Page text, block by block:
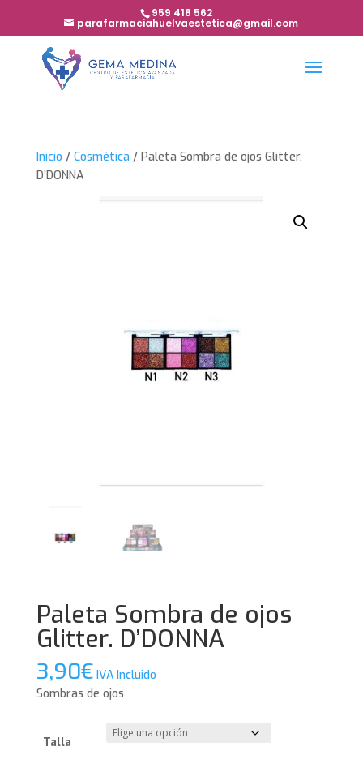
959 418 562
parafarmaciahuelvaestetica@gmail.com
Inicio / Cosmética / Paleta Sombra de ojos Glitter.
D’DONNA
Paleta Sombra de ojos
Glitter. D’DONNA
3,90€ IVA Incluido
Sombras de ojos
Talla